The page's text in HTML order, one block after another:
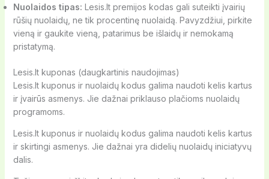
Nuolaidos tipas: Lesis.lt premijos kodas gali suteikti įvairių
rūšių nuolaidų, ne tik procentinę nuolaidą. Pavyzdžiui, pirkite
vieną ir gaukite vieną, patarimus be išlaidų ir nemokamą
pristatymą.
Lesis.lt kuponas (daugkartinis naudojimas)
Lesis.lt kuponus ir nuolaidų kodus galima naudoti kelis kartus
ir įvairūs asmenys. Jie dažnai priklauso plačioms nuolaidų
programoms.
Lesis.lt kuponus ir nuolaidų kodus galima naudoti kelis kartus
ir skirtingi asmenys. Jie dažnai yra didelių nuolaidų iniciatyvų
dalis.